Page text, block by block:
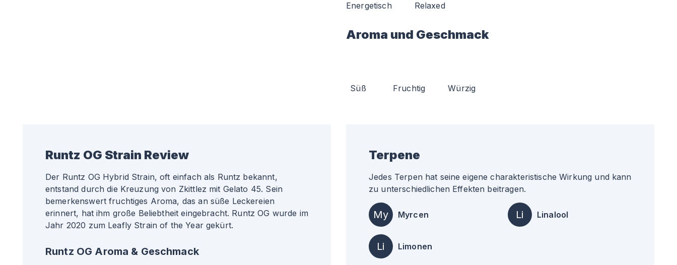
Energetisch Relaxed
Aroma und Geschmack
Süß Fruchtig Würzig
Runtz OG Strain Review
Der Runtz OG Hybrid Strain, oft einfach als Runtz bekannt,
entstand durch die Kreuzung von Zkittlez mit Gelato 45. Sein
bemerkenswert fruchtiges Aroma, das an süße Leckereien
erinnert, hat ihm große Beliebtheit eingebracht. Runtz OG wurde im
Jahr 2020 zum Leafly Strain of the Year gekürt.
Runtz OG Aroma & Geschmack
Terpene
Jedes Terpen hat seine eigene charakteristische Wirkung und kann
zu unterschiedlichen Effekten beitragen.
My Myrcen Li Linalool
Li Limonen